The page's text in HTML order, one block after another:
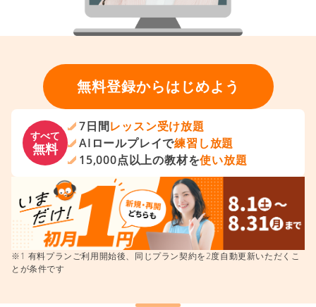
無料登録からはじめよう
すべて
無料
7日間レッスン受け放題
AIロールプレイで練習し放題
15,000点以上の教材を使い放題
※1 有料プランご利用開始後、同じプラン契約を2度自動更新いただくこ
とが条件です